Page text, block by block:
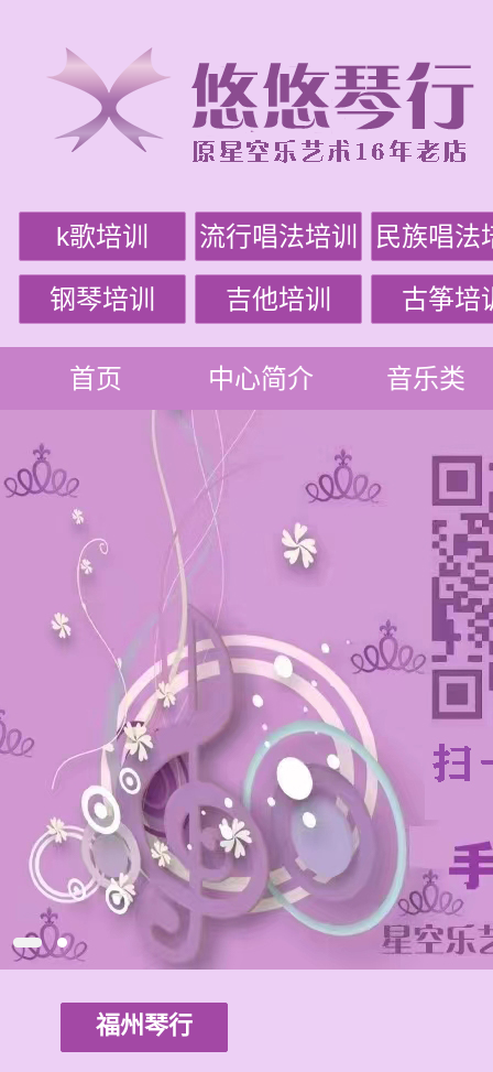
k歌培训 流行唱法培训 民族唱法
钢琴培训 吉他培训 古筝培
首页 中心简介 音乐类
福州琴行